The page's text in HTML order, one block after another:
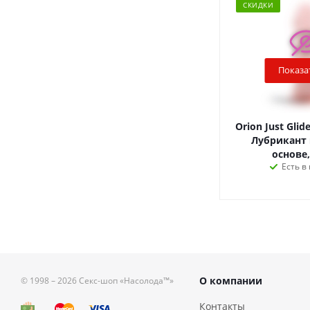
СКИДКИ
Orion Just
Лубрикант
Есть
© 1998 – 2026 Секс-шоп «Насолода™»
О компании
Контакты